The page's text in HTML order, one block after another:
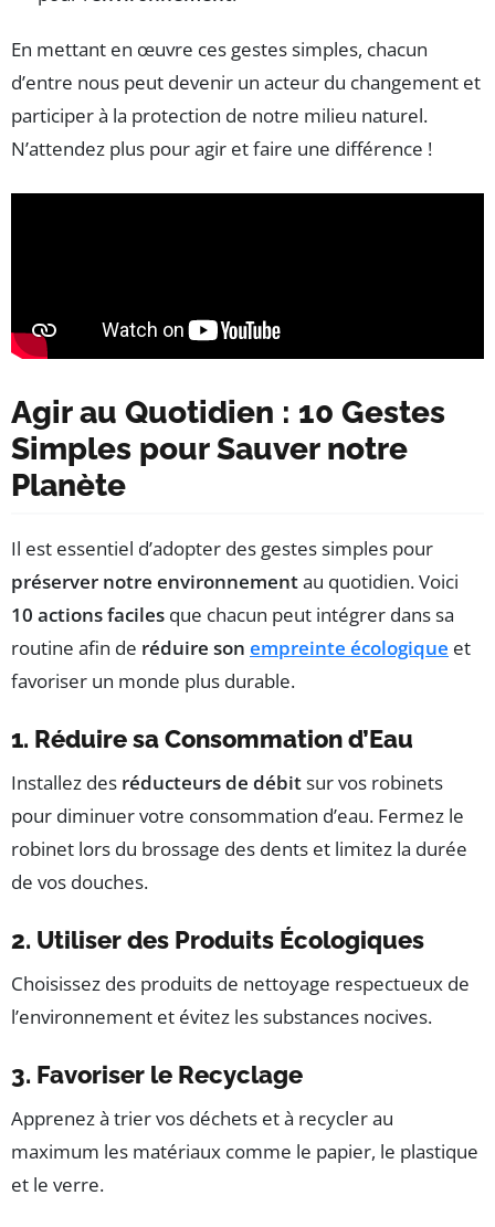
En mettant en œuvre ces gestes simples, chacun
d’entre nous peut devenir un acteur du changement et
participer à la protection de notre milieu naturel.
N’attendez plus pour agir et faire une différence !
Agir au Quotidien : 10 Gestes
Simples pour Sauver notre
Planète
Il est essentiel d’adopter des gestes simples pour
préserver notre environnementau quotidien. Voici
10 actions faciles que chacun peut intégrer dans sa
routine afin de réduire son empreinte écologique et
favoriser un monde plus durable.
1. Réduire sa Consommation d’Eau
Installez des réducteurs de débitsur vos robinets
pour diminuer votre consommation d’eau. Fermez le
robinet lors du brossage des dents et limitez la durée
de vos douches.
2. Utiliser des Produits Écologiques
Choisissez des produits de nettoyage respectueux de
l’environnement et évitez les substances nocives.
3. Favoriser le Recyclage
Apprenez à trier vos déchets et à recycler au
maximum les matériaux comme le papier, le plastique
et le verre.